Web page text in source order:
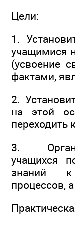
Цели:
1.
учащимися
(усвоение
фактами,
2.
на этой
переходить
3.
учащихся
знаний
процессов,